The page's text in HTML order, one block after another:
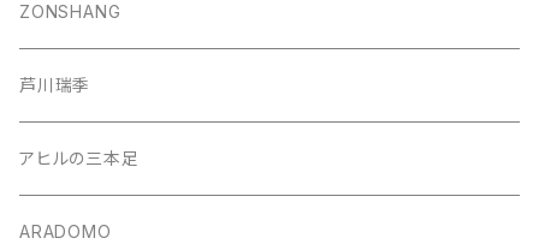
ZONSHANG
芦川瑞季
アヒルの三本足
ARADOMO